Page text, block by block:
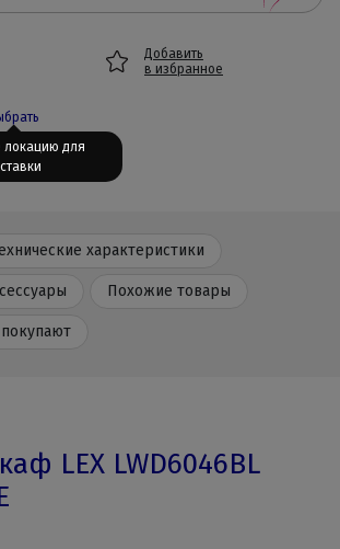
Добавить
в избранное
характеристики
Похожие товары
LEX LWD6046BL
локацию для